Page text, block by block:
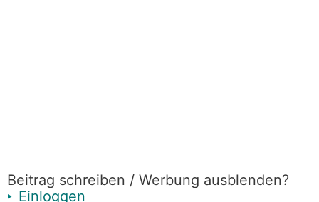
Beitrag schreiben / Werbung ausblenden?
Einloggen